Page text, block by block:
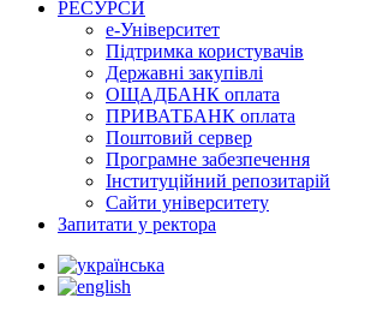
РЕСУРСИ
е-Університет
Підтримка користувачів
Державні закупівлі
ОЩАДБАНК оплата
ПРИВАТБАНК оплата
Поштовий сервер
Програмне забезпечення
Інституційний репозитарій
Сайти університету
Запитати у ректора